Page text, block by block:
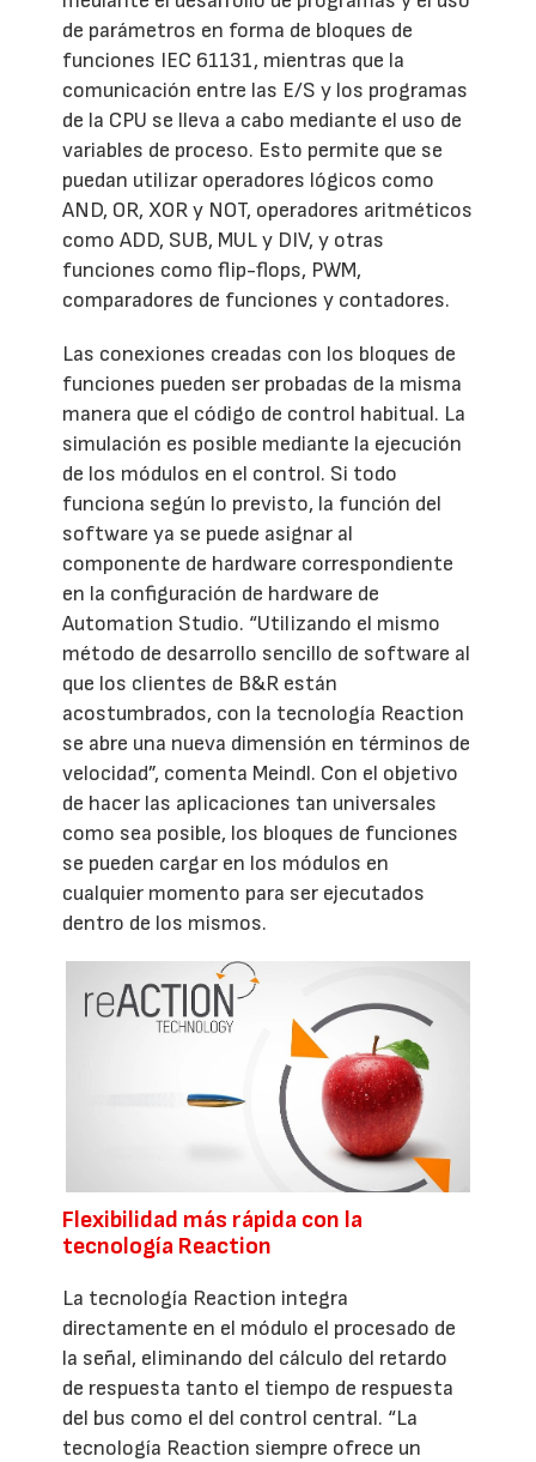
de parámetros en forma de bloques de
funciones IEC 61131, mientras que la
comunicación entre las E/S y los programas
de la CPU se lleva a cabo mediante el uso de
variables de proceso. Esto permite que se
puedan utilizar operadores lógicos como
AND, OR, XOR y NOT, operadores aritméticos
como ADD, SUB, MUL y DIV, y otras
funciones como flip-flops, PWM,
comparadores de funciones y contadores.
Las conexiones creadas con los bloques de
funciones pueden ser probadas de la misma
manera que el código de control habitual. La
simulación es posible mediante la ejecución
de los módulos en el control. Si todo
funciona según lo previsto, la función del
software ya se puede asignar al
componente de hardware correspondiente
en la configuración de hardware de
Automation Studio. “Utilizando el mismo
método de desarrollo sencillo de software al
que los clientes de B&R están
acostumbrados, con la tecnología Reaction
se abre una nueva dimensión en términos de
velocidad”, comenta Meindl. Con el objetivo
de hacer las aplicaciones tan universales
como sea posible, los bloques de funciones
se pueden cargar en los módulos en
cualquier momento para ser ejecutados
dentro de los mismos.
Flexibilidad más rápida con la
tecnología Reaction
La tecnología Reaction integra
directamente en el módulo el procesado de
la señal, eliminando del cálculo del retardo
de respuesta tanto el tiempo de respuesta
del bus como el del control central. “La
tecnología Reaction siempre ofrece un